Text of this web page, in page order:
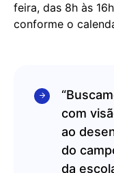
feira, das 8h às
conforme o
com
ao
do
da